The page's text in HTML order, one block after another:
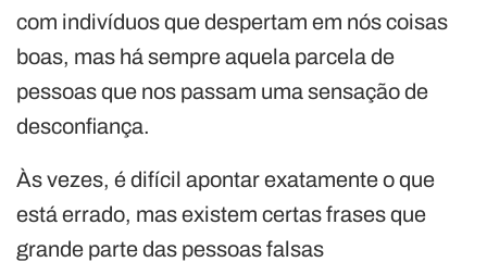
com indivíduos que despertam em nós coisas
boas, mas há sempre aquela parcela de
pessoas que nos passam uma sensação de
desconfiança.
Às vezes, é difícil apontar exatamente o que
está errado, mas existem certas frases que
grande parte das pessoas falsas